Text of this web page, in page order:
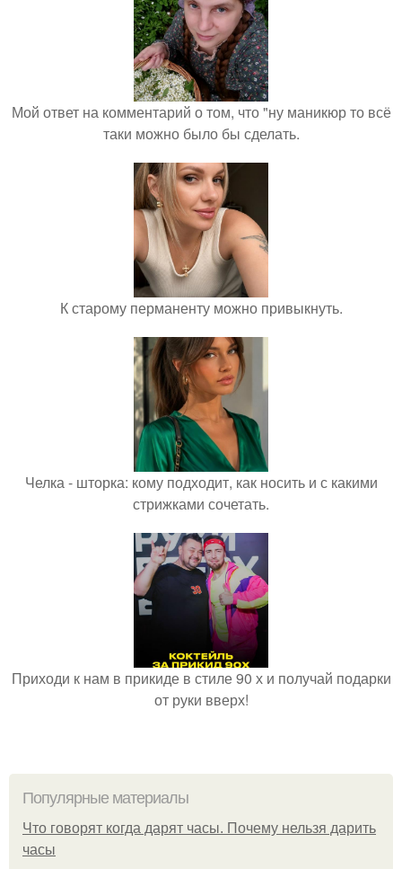
Мой ответ на комментарий о том, что "ну маникюр то всё
таки можно было бы сделать.
К старому перманенту можно привыкнуть.
Челка - шторка: кому подходит, как носить и с какими
стрижками сочетать.
Приходи к нам в прикиде в стиле 90 х и получай подарки
от руки вверх!
Популярные материалы
Что говорят когда дарят часы. Почему нельзя дарить
часы